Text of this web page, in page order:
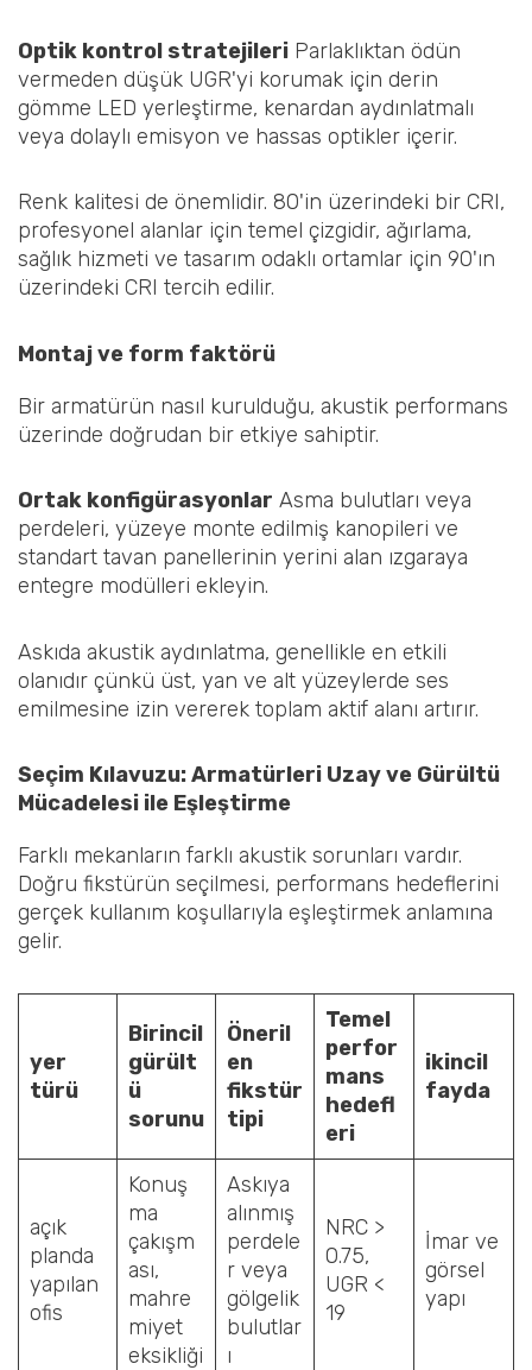
Optik kontrol stratejileri Parlaklıktan ödün
vermeden düşük UGR'yi korumak için derin
gömme LED yerleştirme, kenardan aydınlatmalı
veya dolaylı emisyon ve hassas optikler içerir.
Renk kalitesi de önemlidir. 80'in üzerindeki bir CRI,
profesyonel alanlar için temel çizgidir, ağırlama,
sağlık hizmeti ve tasarım odaklı ortamlar için 90'ın
üzerindeki CRI tercih edilir.
Montaj ve form faktörü
Bir armatürün nasıl kurulduğu, akustik performans
üzerinde doğrudan bir etkiye sahiptir.
Ortak konfigürasyonlar Asma bulutları veya
perdeleri, yüzeye monte edilmiş kanopileri ve
standart tavan panellerinin yerini alan ızgaraya
entegre modülleri ekleyin.
Askıda akustik aydınlatma, genellikle en etkili
olanıdır çünkü üst, yan ve alt yüzeylerde ses
emilmesine izin vererek toplam aktif alanı artırır.
Seçim Kılavuzu: Armatürleri Uzay ve Gürültü
Mücadelesi ile Eşleştirme
Farklı mekanların farklı akustik sorunları vardır.
Doğru fikstürün seçilmesi, performans hedeflerini
gerçek kullanım koşullarıyla eşleştirmek anlamına
gelir.
yer
türü
Birincil
gürült
ü
sorunu
Öneril
en
fikstür
tipi
Temel
perfor
mans
hedefl
eri
ikincil
fayda
açık
planda
yapılan
ofis
Konuş
ma
çakışm
ası,
mahre
miyet
eksikliği
Askıya
alınmış
perdele
r veya
gölgelik
bulutlar
ı
NRC >
0.75,
UGR <
19
İmar ve
görsel
yapı